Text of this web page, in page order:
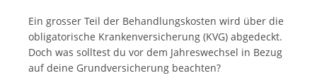
Ein grosser Teil der Behandlungskosten wird über die
obligatorische Krankenversicherung (KVG) abgedeckt.
Doch was solltest du vor dem Jahreswechsel in Bezug
auf deine Grundversicherung beachten?